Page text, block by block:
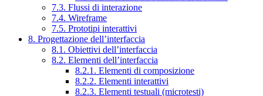
7.3. Flussi di interazione
7.4. Wireframe
7.5. Prototipi interattivi
8. Progettazione dell’interfaccia
8.1. Obiettivi dell’interfaccia
8.2. Elementi dell’interfaccia
8.2.1. Elementi di composizione
8.2.2. Elementi interattivi
8.2.3. Elementi testuali (microtesti)